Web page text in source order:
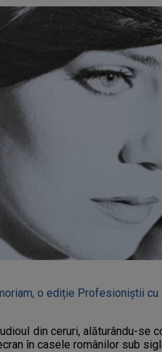
o ediție Profesioniștii
din ceruri, alăturându-se
în casele românilor sub